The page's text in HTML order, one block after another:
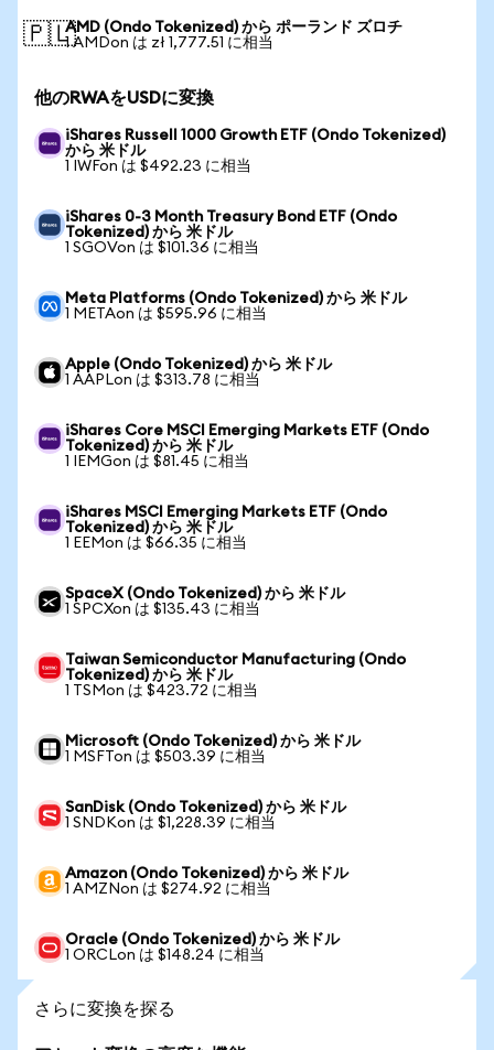
🇵🇱AMD (Ondo Tokenized) から ポーランド ズロチ
1 AMDon は zł 1,777.51 に相当
他のRWAをUSDに変換
iShares Russell 1000 Growth ETF (Ondo Tokenized)
から 米ドル
1 IWFon は $492.23 に相当
iShares 0-3 Month Treasury Bond ETF (Ondo
Tokenized) から 米ドル
1 SGOVon は $101.36 に相当
Meta Platforms (Ondo Tokenized) から 米ドル
1 METAon は $595.96 に相当
Apple (Ondo Tokenized) から 米ドル
1 AAPLon は $313.78 に相当
iShares Core MSCI Emerging Markets ETF (Ondo
Tokenized) から 米ドル
1 IEMGon は $81.45 に相当
iShares MSCI Emerging Markets ETF (Ondo
Tokenized) から 米ドル
1 EEMon は $66.35 に相当
SpaceX (Ondo Tokenized) から 米ドル
1 SPCXon は $135.43 に相当
Taiwan Semiconductor Manufacturing (Ondo
Tokenized) から 米ドル
1 TSMon は $423.72 に相当
Microsoft (Ondo Tokenized) から 米ドル
1 MSFTon は $503.39 に相当
SanDisk (Ondo Tokenized) から 米ドル
1 SNDKon は $1,228.39 に相当
Amazon (Ondo Tokenized) から 米ドル
1 AMZNon は $274.92 に相当
Oracle (Ondo Tokenized) から 米ドル
1 ORCLon は $148.24 に相当
さらに変換を探る